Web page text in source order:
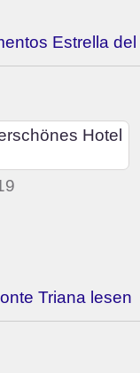
Estrella
Hotel
Triana lesen